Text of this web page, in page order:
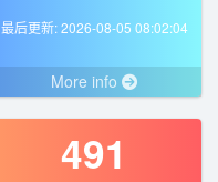
最后更新: 2026-08-05 08:02:04
More info
491